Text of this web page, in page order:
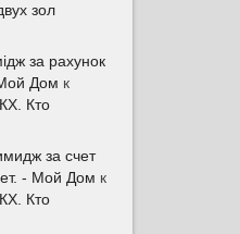
зол
за рахунок
Мой Дом к
Кто
за счет
- Мой Дом к
Кто